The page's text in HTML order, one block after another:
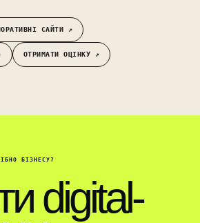
САЙТИ ↗︎
ОТРИМАТИ ОЦІНКУ ↗︎
БІЗНЕСУ?
digital-